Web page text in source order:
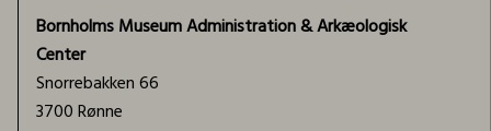
Bornholms Museum Administration & Arkæologisk
Center
Snorrebakken 66
3700 Rønne